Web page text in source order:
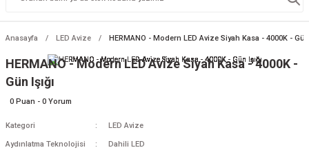
Anasayfa LED Avize HERMANO - Modern LED Avize Siyah Kasa - 4000K - Gün
HERMANO - Modern LED Avize Siyah Kasa - 4000K -
Gün Işığı
0 Puan - 0 Yorum
Kategori LED Avize
Aydınlatma Teknolojisi Dahili LED